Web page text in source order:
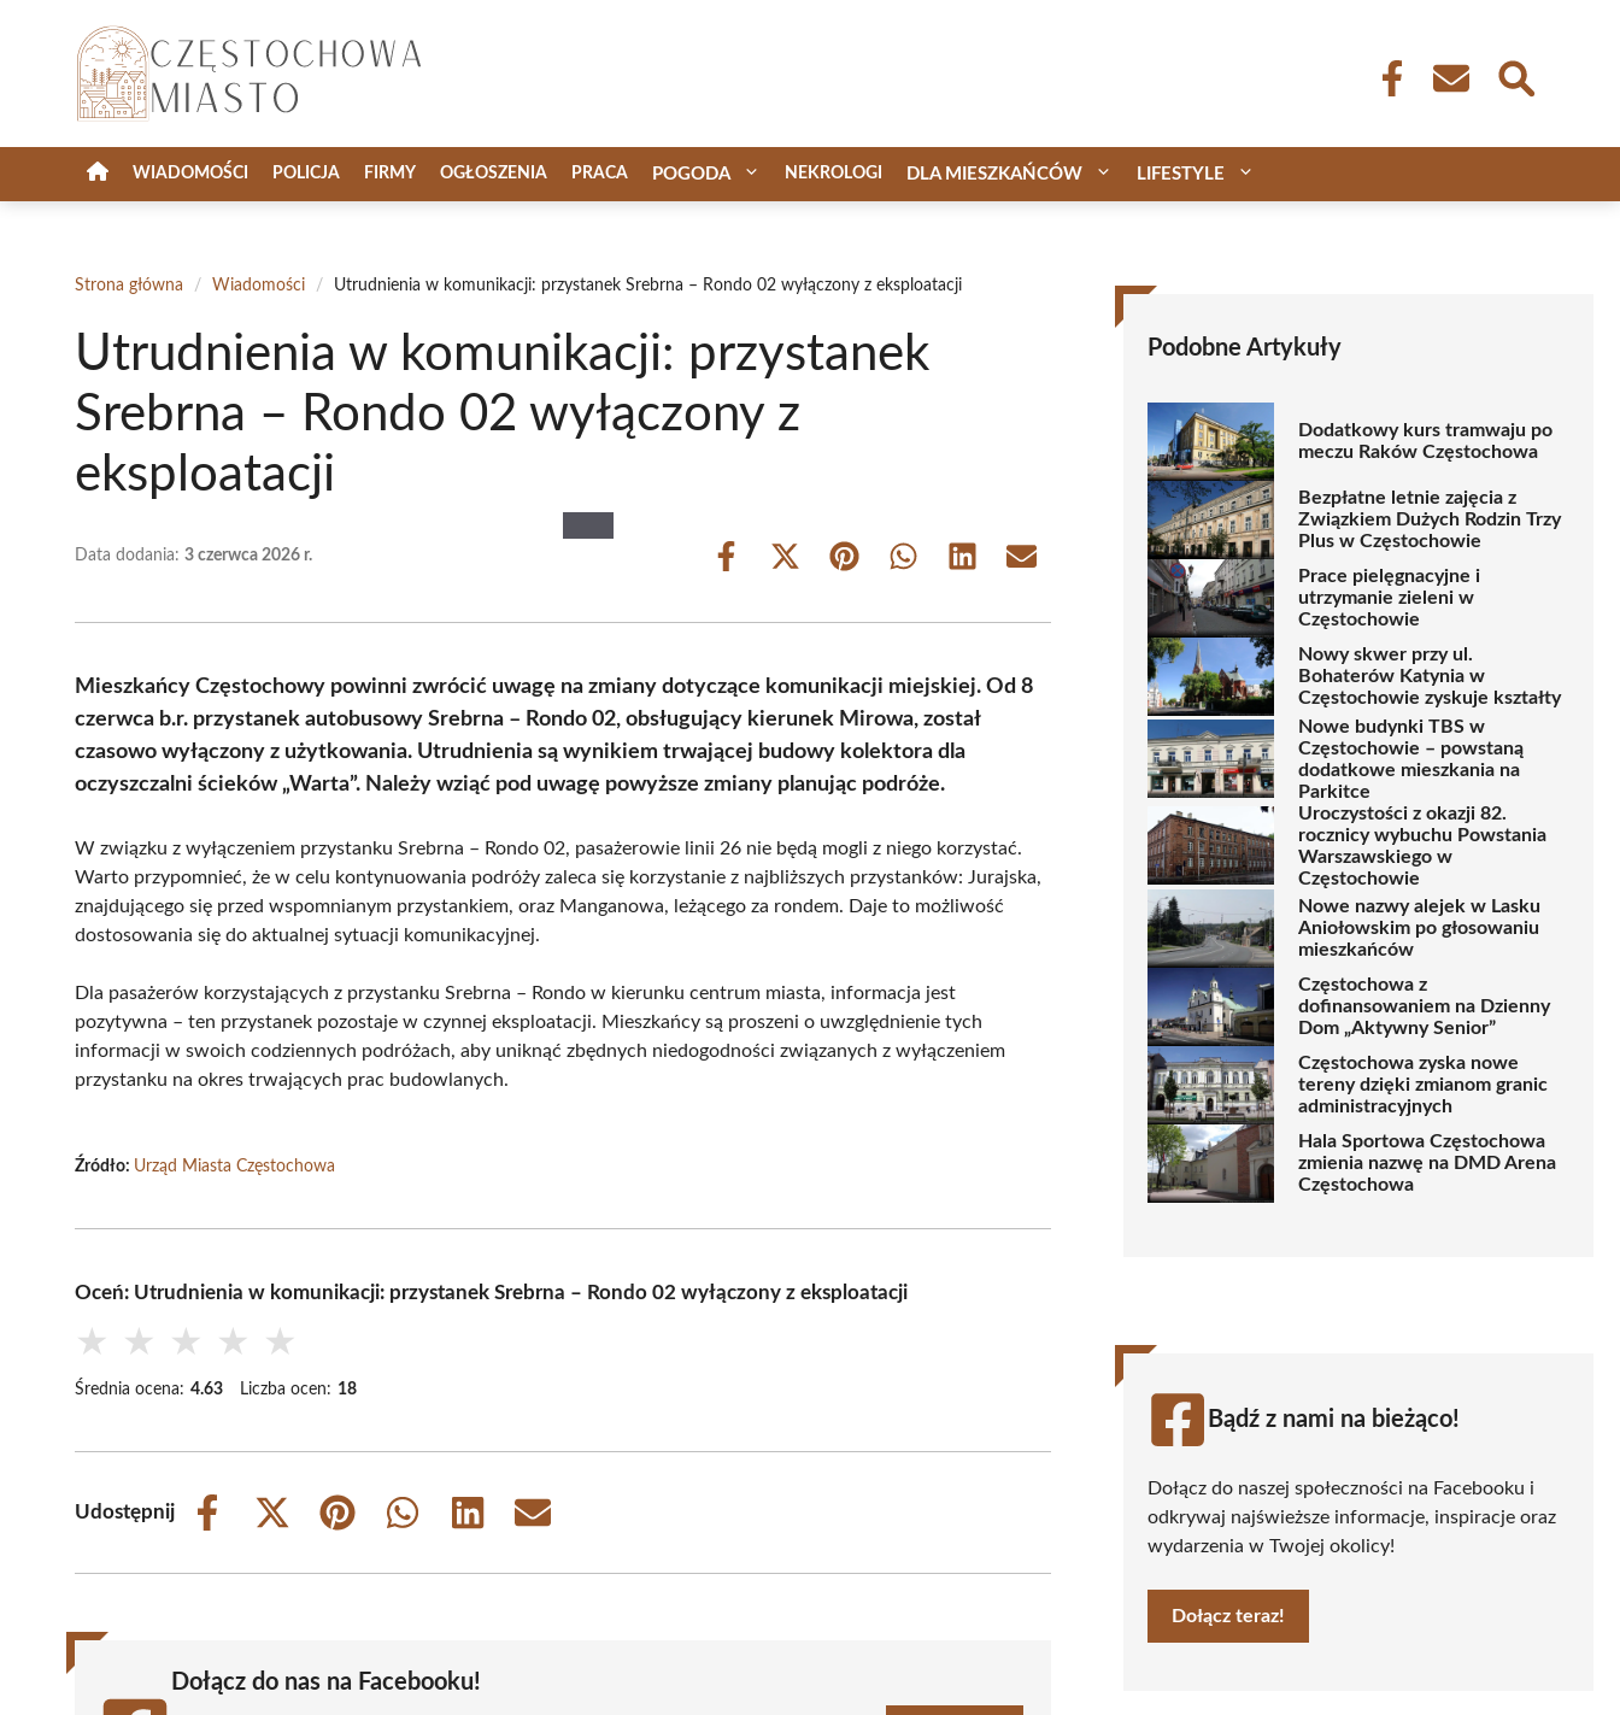
WIADOMOŚCI POLICJA FIRMY OGŁOSZENIA PRACA POGODA NEKROLOGI DLA MIESZKAŃCÓW LIFESTYLE
Strona główna / Wiadomości / Utrudnienia w komunikacji: przystanek Srebrna – Rondo 02 wyłączony z eksploatacji
Utrudnienia w komunikacji: przystanek
Srebrna – Rondo 02 wyłączony z
eksploatacji
Data dodania: 3 czerwca 2026 r.
Share
Share
(Twitter)
Share Share Share Share
Mieszkańcy Częstochowy powinni zwrócić uwagę na zmiany dotyczące komunikacji miejskiej. Od 8
czerwca b.r. przystanek autobusowy Srebrna – Rondo 02, obsługujący kierunek Mirowa, został
czasowo wyłączony z użytkowania. Utrudnienia są wynikiem trwającej budowy kolektora dla
oczyszczalni ścieków „Warta”. Należy wziąć pod uwagę powyższe zmiany planując podróże.
W związku z wyłączeniem przystanku Srebrna – Rondo 02, pasażerowie linii 26 nie będą mogli z niego korzystać.
Warto przypomnieć, że w celu kontynuowania podróży zaleca się korzystanie z najbliższych przystanków: Jurajska,
znajdującego się przed wspomnianym przystankiem, oraz Manganowa, leżącego za rondem. Daje to możliwość
dostosowania się do aktualnej sytuacji komunikacyjnej.
Dla pasażerów korzystających z przystanku Srebrna – Rondo w kierunku centrum miasta, informacja jest
pozytywna – ten przystanek pozostaje w czynnej eksploatacji. Mieszkańcy są proszeni o uwzględnienie tych
informacji w swoich codziennych podróżach, aby uniknąć zbędnych niedogodności związanych z wyłączeniem
przystanku na okres trwających prac budowlanych.
Źródło: Urząd Miasta Częstochowa
Oceń: Utrudnienia w komunikacji: przystanek Srebrna – Rondo 02 wyłączony z eksploatacji
★ ★ ★ ★ ★
Średnia ocena: 4.63 Liczba ocen: 18
Udostępnij
Share
Share
(Twitter)
Share
Share
Share
Share
Dołącz do nas na Facebooku!
Podobne Artykuły
Dodatkowy kurs tramwaju po
meczu Raków Częstochowa
Bezpłatne letnie zajęcia z
Związkiem Dużych Rodzin Trzy
Plus w Częstochowie
Prace pielęgnacyjne i
utrzymanie zieleni w
Częstochowie
Nowy skwer przy ul.
Bohaterów Katynia w
Częstochowie zyskuje kształty
Nowe budynki TBS w
Częstochowie – powstaną
dodatkowe mieszkania na
Parkitce
Uroczystości z okazji 82.
rocznicy wybuchu Powstania
Warszawskiego w
Częstochowie
Nowe nazwy alejek w Lasku
Aniołowskim po głosowaniu
mieszkańców
Częstochowa z
dofinansowaniem na Dzienny
Dom „Aktywny Senior”
Częstochowa zyska nowe
tereny dzięki zmianom granic
administracyjnych
Hala Sportowa Częstochowa
zmienia nazwę na DMD Arena
Częstochowa
Bądź z nami na bieżąco!
Dołącz do naszej społeczności na Facebooku i
odkrywaj najświeższe informacje, inspiracje oraz
wydarzenia w Twojej okolicy!
Dołącz teraz!